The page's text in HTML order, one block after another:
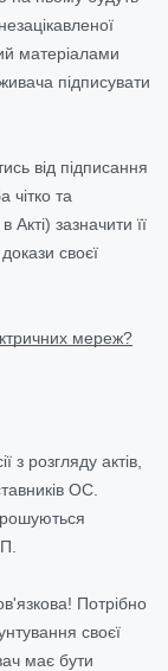
матеріалами
підписувати
від підписання
чітко та
зазначити її
своєї
мереж?
з розгляду актів,
ОС.
Потрібно
своєї
має бути